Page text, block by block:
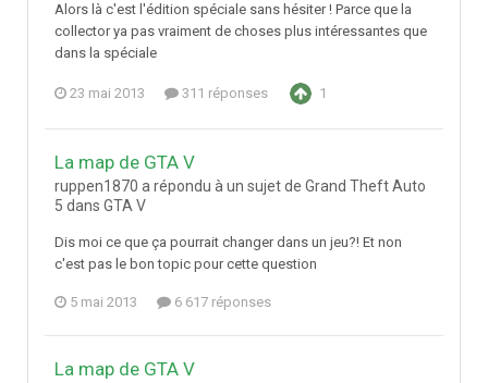
Alors là c'est l'édition spéciale sans hésiter ! Parce que la
collector ya pas vraiment de choses plus intéressantes que
dans la spéciale
23 mai 2013 311 réponses 1
La map de GTA V
ruppen1870 a répondu à un sujet de Grand Theft Auto
5 dans GTA V
Dis moi ce que ça pourrait changer dans un jeu?! Et non
c'est pas le bon topic pour cette question
5 mai 2013 6 617 réponses
La map de GTA V